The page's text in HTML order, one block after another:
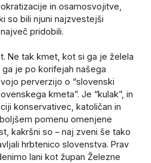
in osamosvojitve,
so bili njuni najzvestejši
pridobili.
Ne tak kmet, kot si ga je želela
je po korifejah našega
perverzijo o “slovenski
kmeta”. Je “kulak”, in
konservativec, katoličan in
pomenu omenjene
kakršni so – naj zveni še tako
hrbtenico slovenstva. Prav
lani kot župan Železne